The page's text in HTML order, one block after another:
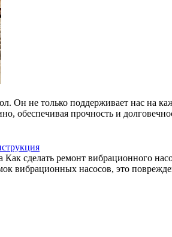
Он не только поддерживает нас на
обеспечивая прочность и
сделать ремонт вибрационного
вибрационных насосов, это